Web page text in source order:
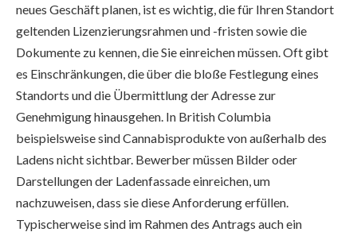
neues Geschäft planen, ist es wichtig, die für Ihren Standort
geltenden Lizenzierungsrahmen und -fristen sowie die
Dokumente zu kennen, die Sie einreichen müssen. Oft gibt
es Einschränkungen, die über die bloße Festlegung eines
Standorts und die Übermittlung der Adresse zur
Genehmigung hinausgehen. In British Columbia
beispielsweise sind Cannabisprodukte von außerhalb des
Ladens nicht sichtbar. Bewerber müssen Bilder oder
Darstellungen der Ladenfassade einreichen, um
nachzuweisen, dass sie diese Anforderung erfüllen.
Typischerweise sind im Rahmen des Antrags auch ein